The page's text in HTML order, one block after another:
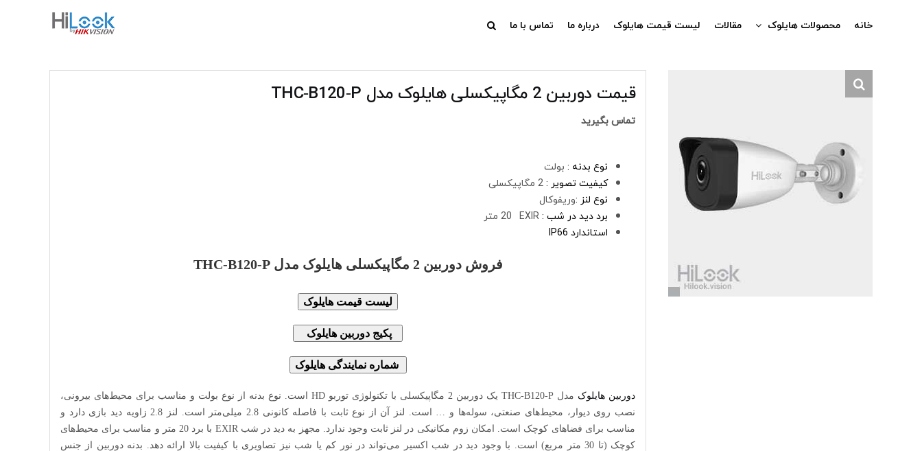
خانه محصولات هایلوک مقالات لیست قیمت هایلوک درباره ما تماس با ما
قیمت دوربین 2 مگاپیکسلی هایلوک مدل THC‐B120‐P
تماس بگیرید
نوع بدنه : بولت
کیفیت تصویر :
نوع لنز :وریفوکال
برد دید در شب :
استاندارد IP66
فروش دوربین 2 مگاپیکسلی هایلوک مدل THC‐B120‐P
لیست قیمت هایلوک
پکیج دوربین هایلوک
شماره نمایندگی هایلوک
دوربین هایلوک
مدل THC‐B120‐P یک دوربین 2 مگاپیکسلی با تکنولوژی توربو HD است. نوع بدنه از نوع بولت و مناسب برای محیط‌های بیرونی،
نصب روی دیوار، محیط‌های صنعتی، سوله‌ها و … است. لنز آن از نوع ثابت با فاصله کانونی 2.8 میلی‌متر است. لنز 2.8 زاویه دید بازی دارد و
مناسب برای فضاهای کوچک است. امکان زوم مکانیکی در لنز ثابت وجود ندارد. مجهز به دید در شب EXIR با برد 20 متر و مناسب برای محیط‌های
کوچک (تا 30 متر مربع) است. با وجود دید در شب اکسیر می‌تواند در نور کم یا شب نیز تصاویری با کیفیت بالا ارائه دهد. بدنه دوربین از جنس